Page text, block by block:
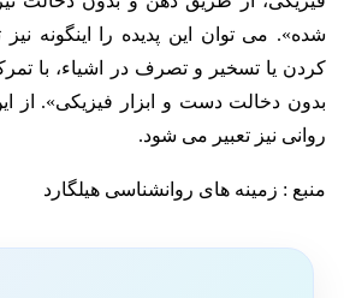
شده». می توان این پدیده را اینگونه
کردن یا تسخیر و تصرف در اشیاء، با
بدون دخالت دست و ابزار فیزیکی». از
روانی نیز تعبیر می شود.
منبع : زمینه های روانشناسی هیلگارد